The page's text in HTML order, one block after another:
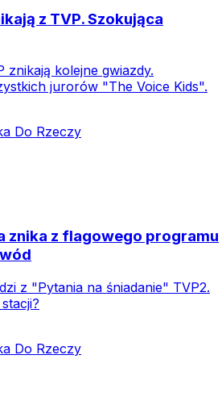
z TVP. Szokująca
znikają kolejne gwiazdy.
jurorów "The Voice Kids".
Do Rzeczy
znika z flagowego programu
z "Pytania na śniadanie" TVP2.
Do Rzeczy